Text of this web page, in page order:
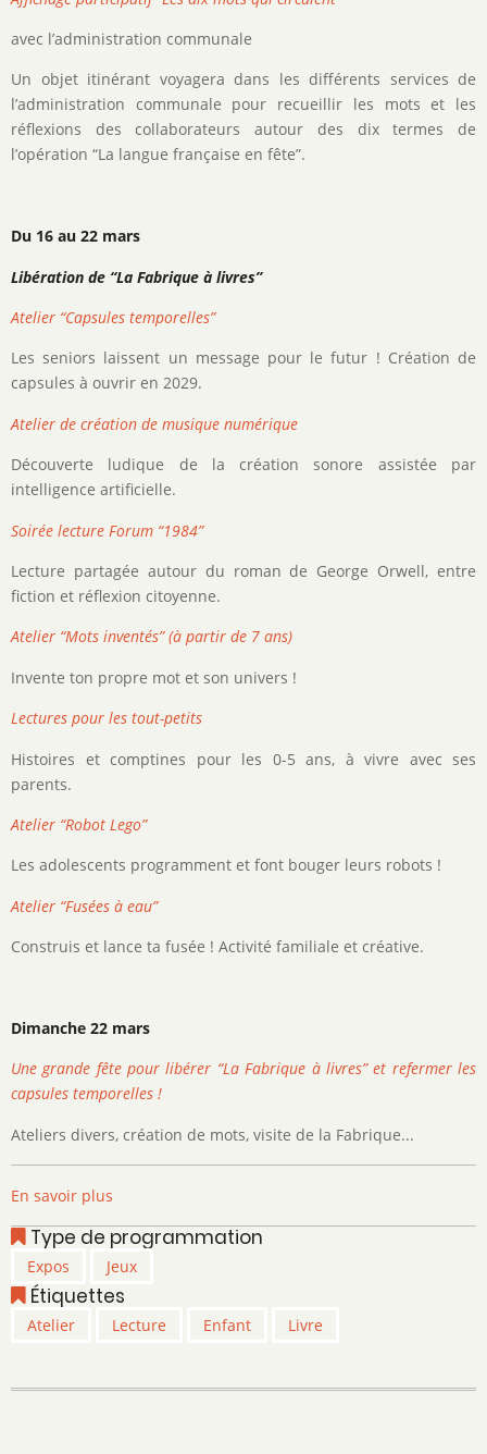
avec l’administration communale
Un objet itinérant voyagera dans les différents services de
l’administration communale pour recueillir les mots et les
réflexions des collaborateurs autour des dix termes de
l’opération “La langue française en fête”.
Du 16 au 22 mars
Libération de “La Fabrique à livres”
Atelier “Capsules temporelles”
Les seniors laissent un message pour le futur ! Création de
capsules à ouvrir en 2029.
Atelier de création de musique numérique
Découverte ludique de la création sonore assistée par
intelligence artificielle.
Soirée lecture Forum “1984”
Lecture partagée autour du roman de George Orwell, entre
fiction et réflexion citoyenne.
Atelier “Mots inventés” (à partir de 7 ans)
Invente ton propre mot et son univers !
Lectures pour les tout-petits
Histoires et comptines pour les 0-5 ans, à vivre avec ses
parents.
Atelier “Robot Lego”
Les adolescents programment et font bouger leurs robots !
Atelier “Fusées à eau”
Construis et lance ta fusée ! Activité familiale et créative.
Dimanche 22 mars
Une grande fête pour libérer “La Fabrique à livres” et refermer les
capsules temporelles !
Ateliers divers, création de mots, visite de la Fabrique...
En savoir plus
de
la
bibliothèque
communale
Type de programmation
Expos Jeux
Étiquettes
Atelier Lecture Enfant Livre